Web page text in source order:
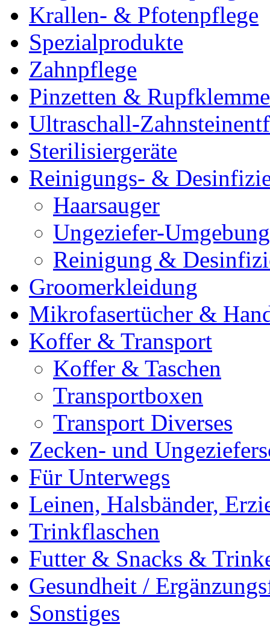
Krallen- & Pfotenpflege
Spezialprodukte
Zahnpflege
Pinzetten &
Ultraschall-
Sterilisiergeräte
Reinigungs- &
Haarsauger
Ungeziefer-
Reinigung &
Groomerkleidung
Mikrofasertücher &
Koffer & Transport
Koffer & Taschen
Transportboxen
Transport Diverses
Zecken- und
Für Unterwegs
Leinen, Halsbänder,
Trinkflaschen
Futter & Snacks &
Gesundheit /
Sonstiges